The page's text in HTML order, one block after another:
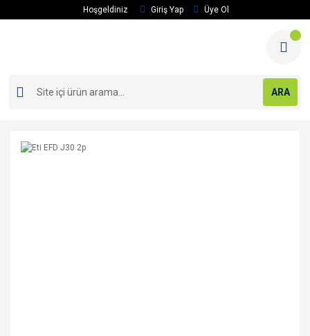
Hoşgeldiniz Giriş Yap Üye Ol
ARA